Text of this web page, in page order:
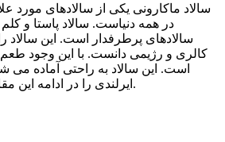
سالاد ماکارونی یکی از سالادهای مورد
در همه دنیاست. سالاد پاستا و
سالادهای پرطرفدار است. این سالاد
کالری و رژیمی دانست. با این وجود
است. این سالاد به راحتی آماده می
ایرلندی را در ادامه این مقاله از سایت لقمه بخوانید.